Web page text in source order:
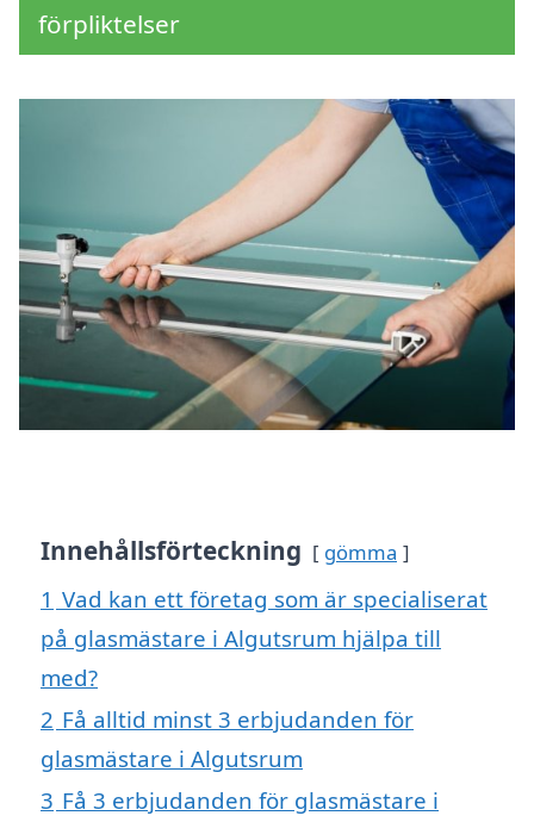
förpliktelser
Innehållsförteckning gömma
1 Vad kan ett företag som är specialiserat
på glasmästare i Algutsrum hjälpa till
med?
2 Få alltid minst 3 erbjudanden för
glasmästare i Algutsrum
3 Få 3 erbjudanden för glasmästare i